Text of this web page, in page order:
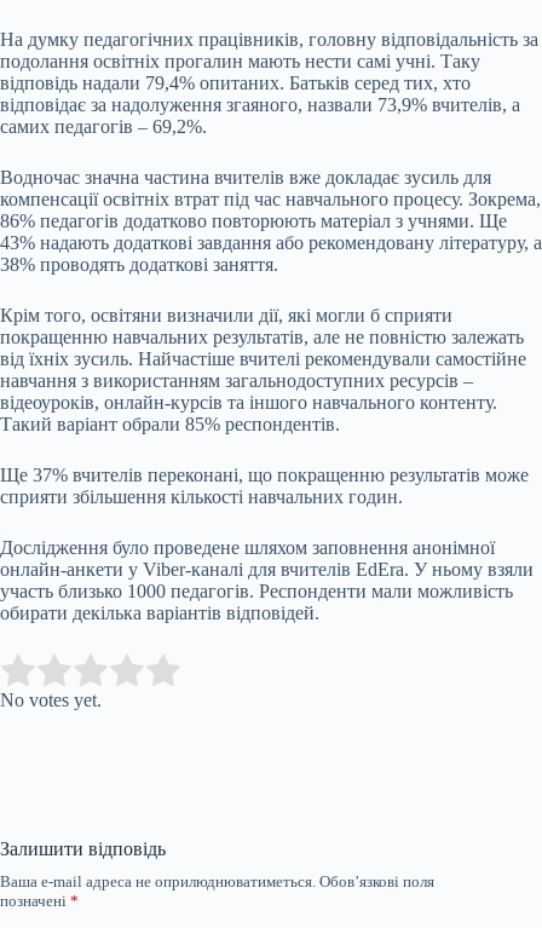
На думку педагогічних працівників, головну відповідальність за
подолання освітніх прогалин мають нести самі учні. Таку
відповідь надали 79,4% опитаних. Батьків серед тих, хто
відповідає за надолуження згаяного, назвали 73,9% вчителів, а
самих педагогів – 69,2%.
Водночас значна частина вчителів вже докладає зусиль для
компенсації освітніх втрат під час навчального процесу. Зокрема,
86% педагогів додатково повторюють матеріал з учнями. Ще
43% надають додаткові завдання або рекомендовану літературу, а
38% проводять додаткові заняття.
Крім того, освітяни визначили дії, які могли б сприяти
покращенню навчальних результатів, але не повністю залежать
від їхніх зусиль. Найчастіше вчителі рекомендували самостійне
навчання з використанням загальнодоступних ресурсів –
відеоуроків, онлайн-курсів та іншого навчального контенту.
Такий варіант обрали 85% респондентів.
Ще 37% вчителів переконані, що покращенню результатів може
сприяти збільшення кількості навчальних годин.
Дослідження було проведене шляхом заповнення анонімної
онлайн-анкети у Viber-каналі для вчителів EdEra. У ньому взяли
участь близько 1000 педагогів. Респонденти мали можливість
обирати декілька варіантів відповідей.
Rate this item:
No votes yet.
Залишити відповідь
Ваша e-mail адреса не оприлюднюватиметься. Обов’язкові поля
позначені *